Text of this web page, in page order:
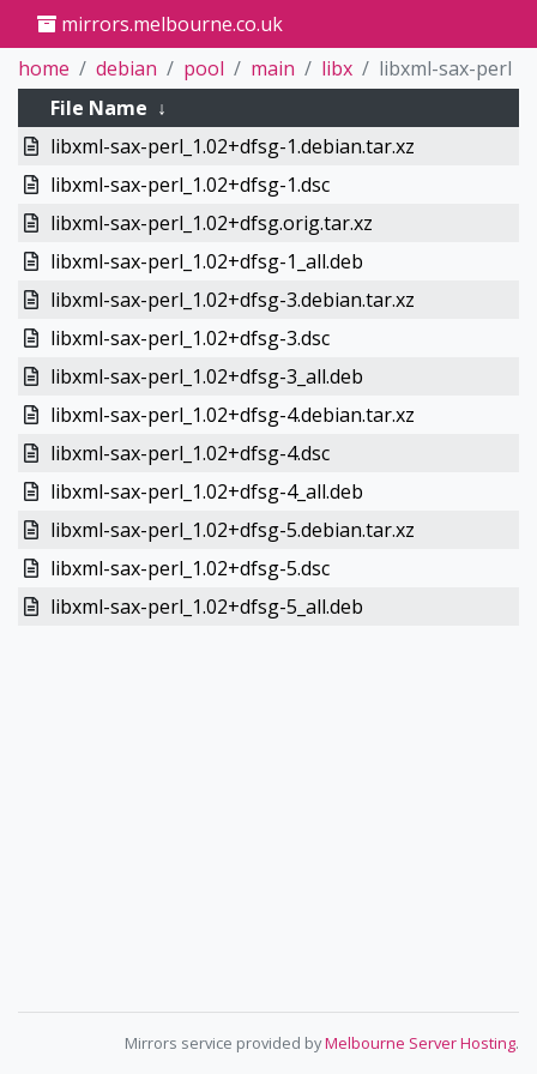
mirrors.melbourne.co.uk
home
debian pool main libx
libxml-sax-perl
File Name ↓
libxml-sax-perl_1.02+dfsg-1.debian.tar.xz
libxml-sax-perl_1.02+dfsg-1.dsc
libxml-sax-perl_1.02+dfsg.orig.tar.xz
libxml-sax-perl_1.02+dfsg-1_all.deb
libxml-sax-perl_1.02+dfsg-3.debian.tar.xz
libxml-sax-perl_1.02+dfsg-3.dsc
libxml-sax-perl_1.02+dfsg-3_all.deb
libxml-sax-perl_1.02+dfsg-4.debian.tar.xz
libxml-sax-perl_1.02+dfsg-4.dsc
libxml-sax-perl_1.02+dfsg-4_all.deb
libxml-sax-perl_1.02+dfsg-5.debian.tar.xz
libxml-sax-perl_1.02+dfsg-5.dsc
libxml-sax-perl_1.02+dfsg-5_all.deb
Mirrors service provided byMelbourne Server Hosting.